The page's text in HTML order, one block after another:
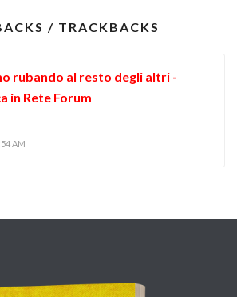
/ TRACKBACKS
rubando al resto degli altri -
in Rete Forum
AM